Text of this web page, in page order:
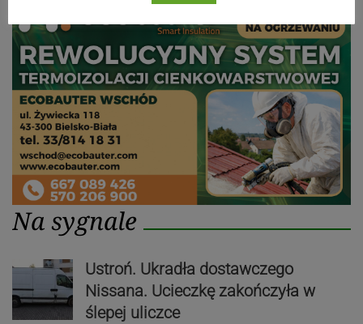
Na sygnale
Ustroń. Ukradła dostawczego
Nissana. Ucieczkę zakończyła w
ślepej uliczce